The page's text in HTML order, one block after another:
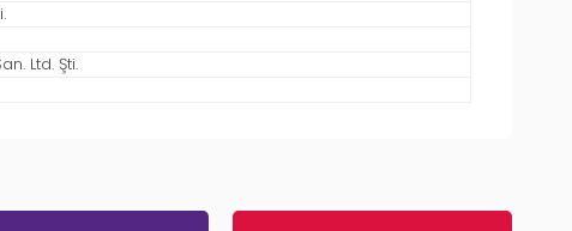
Ltd. Şti.